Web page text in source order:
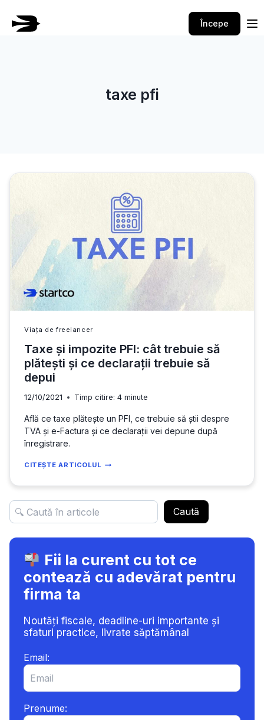
content
Începe
taxe pfi
Viața de freelancer
Taxe și impozite PFI: cât trebuie să
plătești și ce declarații trebuie să
depui
12/10/2021 Timp citire: 4 minute
Află ce taxe plătește un PFI, ce trebuie să știi despre
TVA și e-Factura și ce declarații vei depune după
înregistrare.
CITEȘTE ARTICOLUL TAXE
IMPOZITE
PFI:
TREBUIE
SĂ
ȘI
CE
DEPUI
Caută
Fii la curent cu tot ce
contează cu adevărat pentru
firma ta
Noutăți fiscale, deadline-uri importante și
sfaturi practice, livrate săptămânal
Email:
Prenume: